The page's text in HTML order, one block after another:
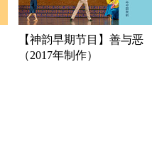
【神韵早期节目】善与恶
（2017年制作）